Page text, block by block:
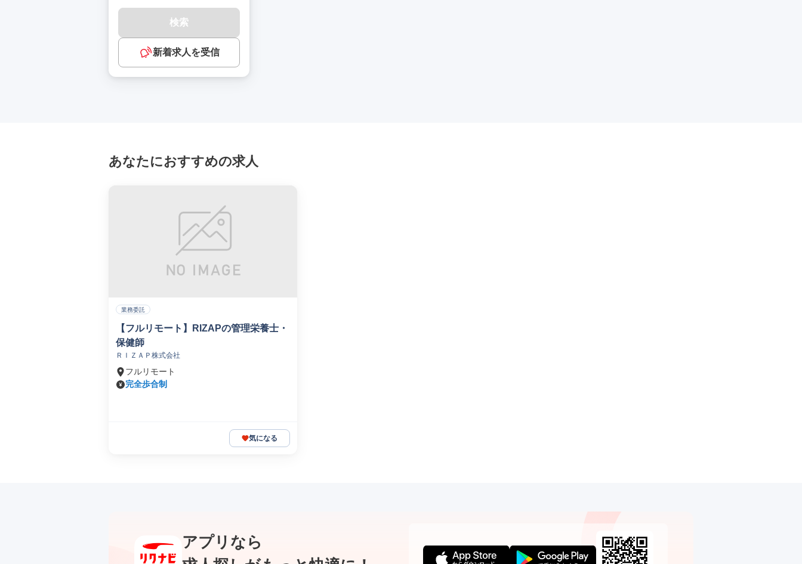
検索
新着求人を受信
あなたにおすすめの求人
業務委託
【フルリモート】RIZAPの管理栄養士・
保健師
ＲＩＺＡＰ株式会社
フルリモート
完全歩合制
気になる
アプリなら